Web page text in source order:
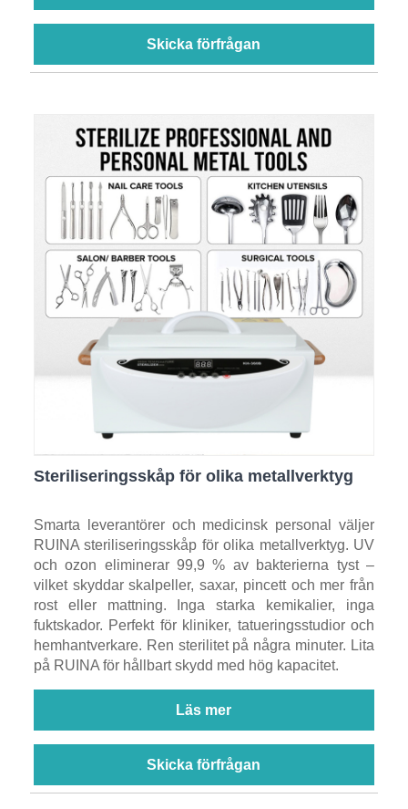
Skicka förfrågan
Steriliseringsskåp för olika metallverktyg
Smarta leverantörer och medicinsk personal väljer
RUINA steriliseringsskåp för olika metallverktyg. UV
och ozon eliminerar 99,9 % av bakterierna tyst –
vilket skyddar skalpeller, saxar, pincett och mer från
rost eller mattning. Inga starka kemikalier, inga
fuktskador. Perfekt för kliniker, tatueringsstudior och
hemhantverkare. Ren sterilitet på några minuter. Lita
på RUINA för hållbart skydd med hög kapacitet.
Läs mer
Skicka förfrågan